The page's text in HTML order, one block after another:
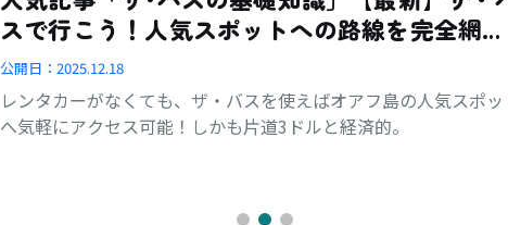
スで行こう！人気スポットへの路線を完全網
羅！
公開日： 2025.12.18
レンタカーがなくても、ザ・バスを使えばオアフ島の人気スポ
へ気軽にアクセス可能！しかも片道3ドルと経済的。